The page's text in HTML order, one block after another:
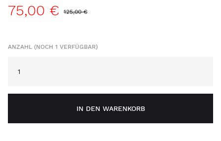
75,00 € 125,00 €
ANZAHL (NOCH 1 VERFÜGBAR)
IN DEN WARENKORB